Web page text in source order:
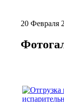
20 Февраля